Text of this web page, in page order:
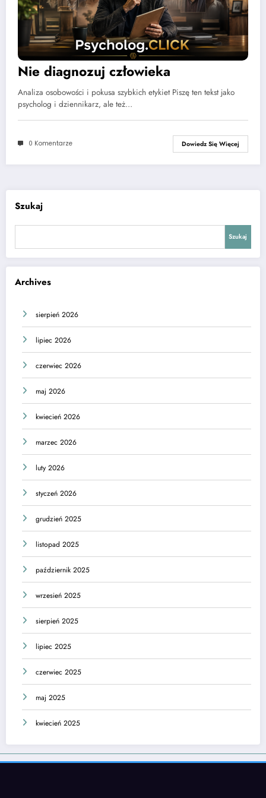
Nie diagnozuj człowieka
Analiza osobowości i pokusa szybkich etykiet Piszę ten tekst jako
psycholog i dziennikarz, ale też…
0 Komentarze Dowiedz Się Więcej
Szukaj
Szukaj
Archives
sierpień 2026
lipiec 2026
czerwiec 2026
maj 2026
kwiecień 2026
marzec 2026
luty 2026
styczeń 2026
grudzień 2025
listopad 2025
październik 2025
wrzesień 2025
sierpień 2025
lipiec 2025
czerwiec 2025
maj 2025
kwiecień 2025